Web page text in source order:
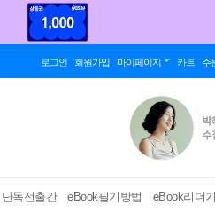
로그인 회원가입 마이페이지 카트 주
단독선출간 eBook필기방법 eBook리더기